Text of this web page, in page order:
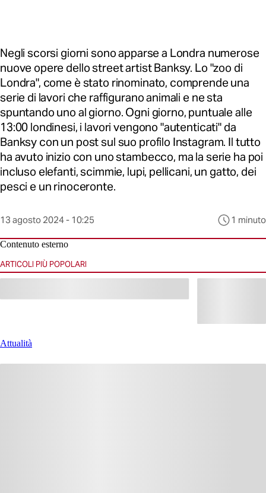
Negli scorsi giorni sono apparse a Londra numerose
nuove opere dello street artist Banksy. Lo "zoo di
Londra", come è stato rinominato, comprende una
serie di lavori che raffigurano animali e ne sta
spuntando uno al giorno. Ogni giorno, puntuale alle
13:00 londinesi, i lavori vengono "autenticati" da
Banksy con un post sul suo profilo Instagram. Il tutto
ha avuto inizio con uno stambecco, ma la serie ha poi
incluso elefanti, scimmie, lupi, pellicani, un gatto, dei
pesci e un rinoceronte.
Questo
è
pubblicato
al
13 agosto 2024 - 10:25 1 minuto
Contenuto esterno
ARTICOLI PIÙ POPOLARI
Attualità